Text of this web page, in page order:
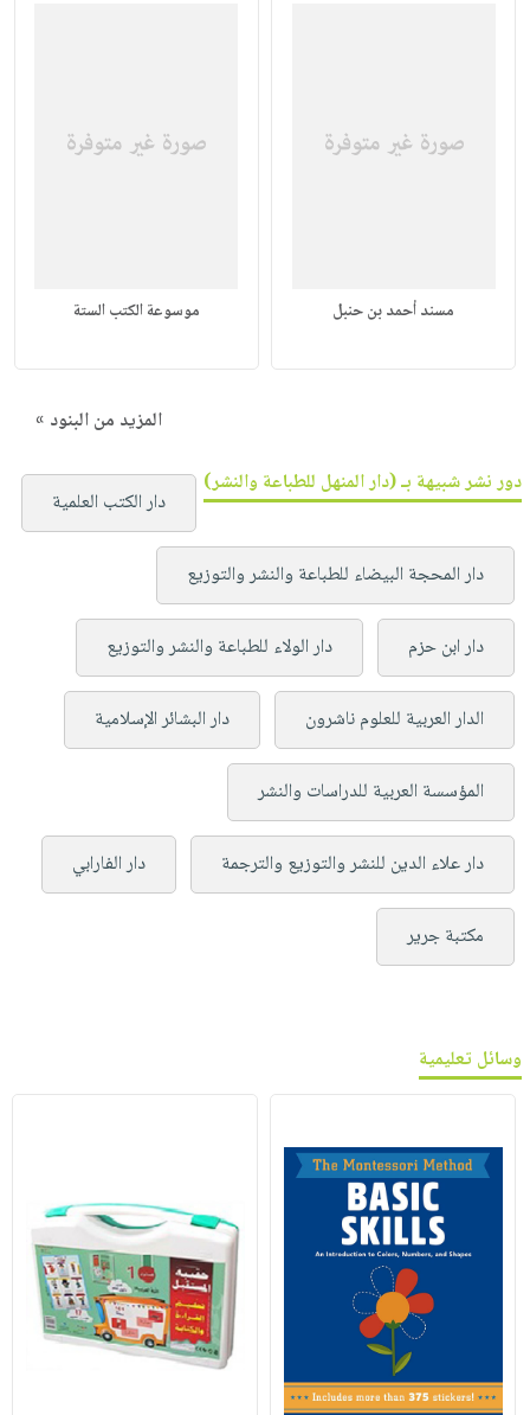
مسند أحمد بن حنبل موسوعة الكتب الستة
المزيد من البنود »
دور نشر شبيهة بـ (دار المنهل للطباعة والنشر)
دار الكتب العلمية
دار المحجة البيضاء للطباعة والنشر والتوزيع
دار ابن حزم دار الولاء للطباعة والنشر والتوزيع
الدار العربية للعلوم ناشرون دار البشائر الإسلامية
المؤسسة العربية للدراسات والنشر
دار علاء الدين للنشر والتوزيع والترجمة دار الفارابي
مكتبة جرير
وسائل تعليمية